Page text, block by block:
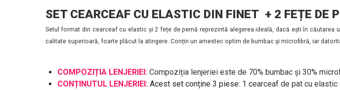
SET CEARCEAF CU ELASTIC DIN FINET + 2 FEȚE DE
Setul format din cearceaf cu elastic și 2 fețe de pernă reprezintă alegerea ideală, dacă ești în
calitate superioară, foarte plăcut la atingere. Conțin un amestec optim de bumbac și microfibră, iar
COMPOZIȚIA LENJERIEI: Compoziția lenjeriei este de 70% bumbac și 30%
CONȚINUTUL LENJERIEI: Acest set conține 3 piese: 1 cearceaf de pat cu